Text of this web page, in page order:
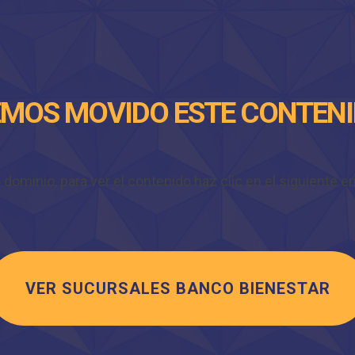
MOVIDO ESTE
para ver el contenido haz clic en el siguiente
VER SUCURSALES BANCO BIENESTAR